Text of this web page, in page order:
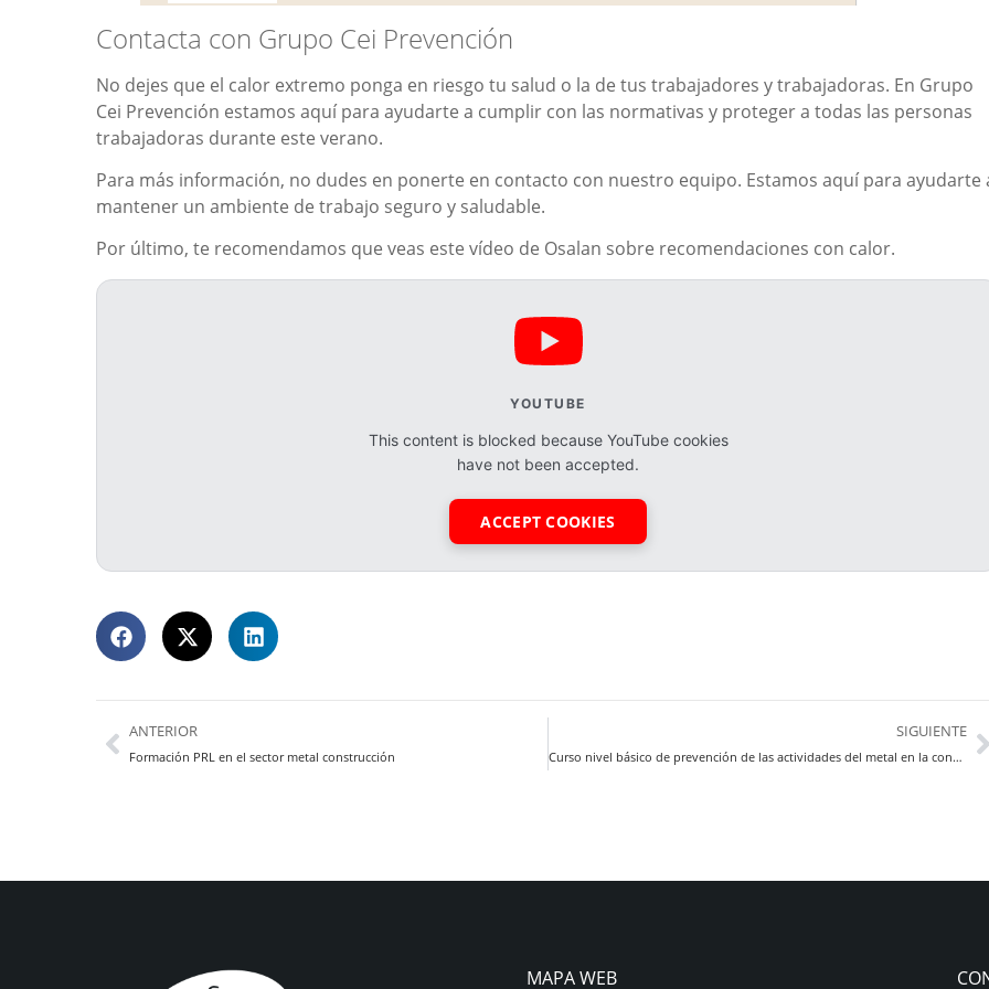
Contacta con Grupo Cei Prevención
No dejes que el calor extremo ponga en riesgo tu salud o la de tus trabajadores y trabajadoras. En Grupo
Cei Prevención estamos aquí para ayudarte a cumplir con las normativas y proteger a todas las personas
trabajadoras durante este verano.
Para más información, no dudes en ponerte en contacto con nuestro equipo. Estamos aquí para ayudarte
mantener un ambiente de trabajo seguro y saludable.
Por último, te recomendamos que veas este vídeo de Osalan sobre recomendaciones con calor.
YOUTUBE
This content is blocked because YouTube cookies
have not been accepted.
ACCEPT COOKIES
ANTERIOR
Formación PRL en el sector metal construcción
SIGUIENTE
Curso nivel básico de prevención de las actividades del metal en la construcción
MAPA WEB